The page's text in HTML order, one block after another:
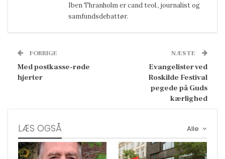
Iben Thranholm er cand teol., journalist og
samfundsdebattør.
FORRIGE
Med postkasse-røde
hjerter
NÆSTE
Evangelister ved
Roskilde Festival
pegede på Guds
kærlighed
Alle
LÆS OGSÅ